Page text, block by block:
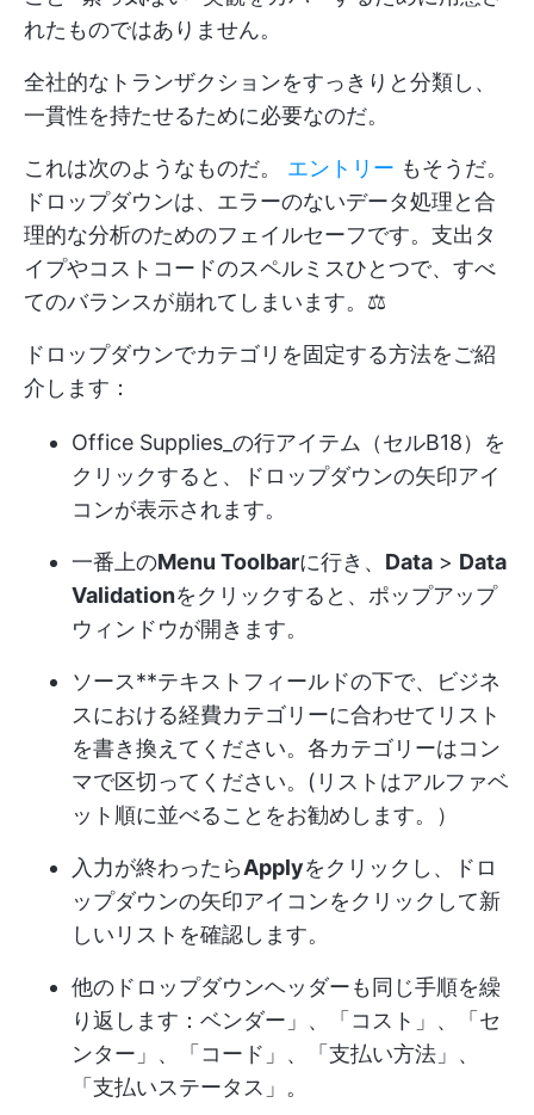
れたものではありません。
全社的なトランザクションをすっきりと分類し、
一貫性を持たせるために必要なのだ。
これは次のようなものだ。 エントリー もそうだ。
ドロップダウンは、エラーのないデータ処理と合
理的な分析のためのフェイルセーフです。支出タ
イプやコストコードのスペルミスひとつで、すべ
てのバランスが崩れてしまいます。⚖️
ドロップダウンでカテゴリを固定する方法をご紹
介します：
Office Supplies_の行アイテム（セルB18）を
クリックすると、ドロップダウンの矢印アイ
コンが表示されます。
一番上のMenu Toolbarに行き、 Data > Data
Validationをクリックすると、ポップアップ
ウィンドウが開きます。
ソース**テキストフィールドの下で、ビジネ
スにおける経費カテゴリーに合わせてリスト
を書き換えてください。各カテゴリーはコン
マで区切ってください。(リストはアルファベ
ット順に並べることをお勧めします。）
入力が終わったらApplyをクリックし、ドロ
ップダウンの矢印アイコンをクリックして新
しいリストを確認します。
他のドロップダウンヘッダーも同じ手順を繰
り返します：ベンダー」、「コスト」、「セ
ンター」、「コード」、「支払い方法」、
「支払いステータス」。